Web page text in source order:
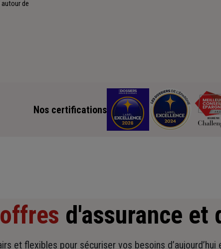
autour de
Nos certifications
d'assurance et
et flexibles pour sécuriser vos besoins